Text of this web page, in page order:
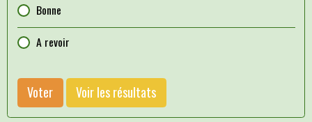
Bonne
A revoir
Voter Voir les résultats